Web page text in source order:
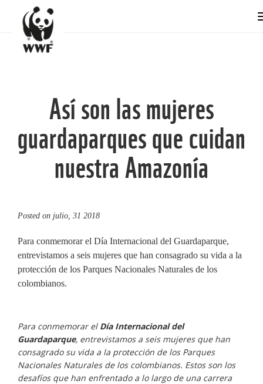
Así son las mujeres
guardaparques que cuidan
nuestra Amazonía
Posted on julio, 31 2018
Para conmemorar el Día Internacional del Guardaparque,
entrevistamos a seis mujeres que han consagrado su vida a la
protección de los Parques Nacionales Naturales de los
colombianos.
Para conmemorar el Día Internacional del
Guardaparque, entrevistamos a seis mujeres que han
consagrado su vida a la protección de los Parques
Nacionales Naturales de los colombianos. Estos son los
desafíos que han enfrentado a lo largo de una carrera